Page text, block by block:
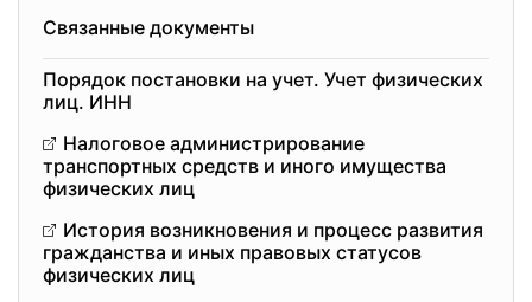
Связанные документы
Порядок постановки на учет. Учет физических
лиц. ИНН
Налоговое администрирование
транспортных средств и иного имущества
физических лиц
История возникновения и процесс развития
гражданства и иных правовых статусов
физических лиц